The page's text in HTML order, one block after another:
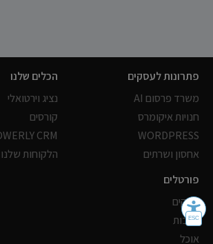
פתרונות לעסקים
משרד פרסום AI
חנויות איקומרס
WORDPRESS
אחסון ושרתים
הכלים שלנו
נציג וירטואלי
קורסים
CRM
הלקוחות שלנו
פורטלים
עסקים
כתבות
אוכל